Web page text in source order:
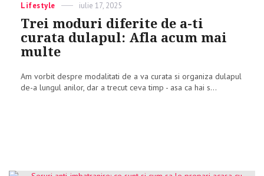
Categories
Lifestyle
Posted
on
iulie 17, 2025
Trei moduri diferite de a-ti
curata dulapul: Afla acum mai
multe
Am vorbit despre modalitati de a va curata si organiza dulapul
de-a lungul anilor, dar a trecut ceva timp - asa ca hai s...